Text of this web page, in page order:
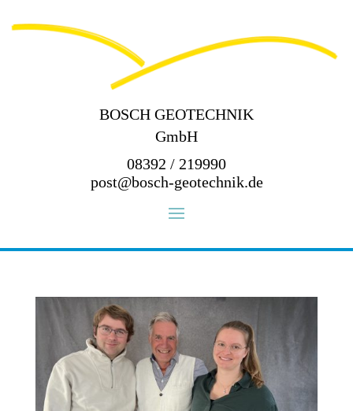
BOSCH GEOTECHNIK
GmbH
08392 / 219990
post@bosch-geotechnik.de